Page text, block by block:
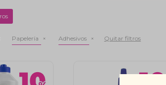
Papelería Adhesivos Quitar filtros